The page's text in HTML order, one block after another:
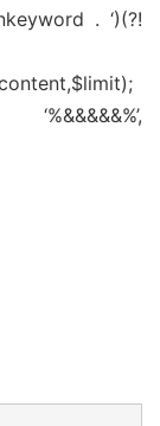
. ‘)(?!